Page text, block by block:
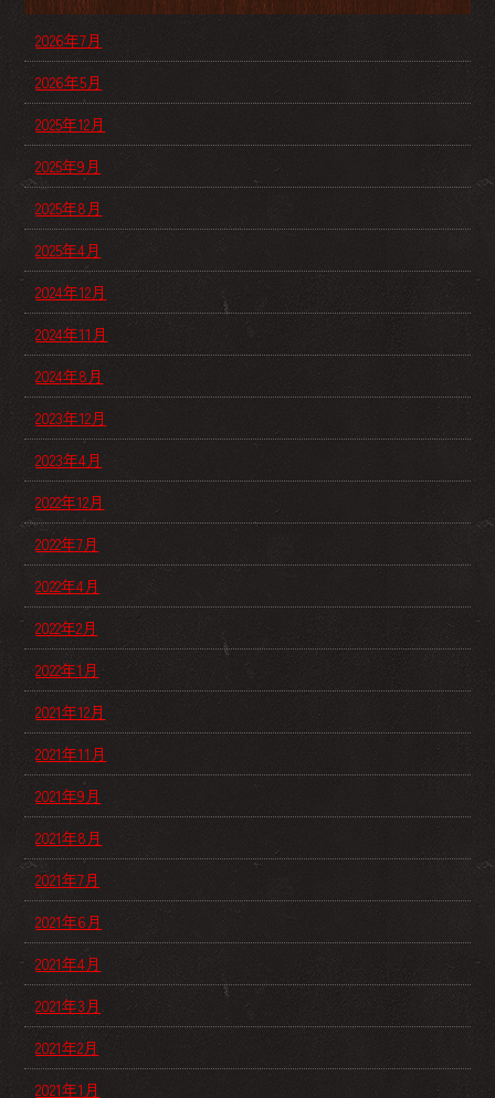
2026年7月
2026年5月
2025年12月
2025年9月
2025年8月
2025年4月
2024年12月
2024年11月
2024年8月
2023年12月
2023年4月
2022年12月
2022年7月
2022年4月
2022年2月
2022年1月
2021年12月
2021年11月
2021年9月
2021年8月
2021年7月
2021年6月
2021年4月
2021年3月
2021年2月
2021年1月